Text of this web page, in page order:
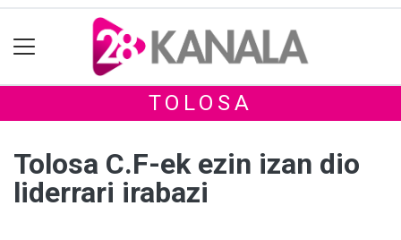
TOLOSA
Tolosa C.F-ek ezin izan dio
liderrari irabazi